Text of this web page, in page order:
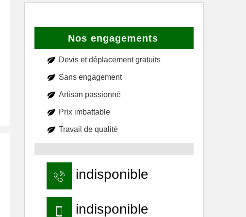
Nos engagements
Devis et déplacement gratuits
Sans engagement
Artisan passionné
Prix imbattable
Travail de qualité
indisponible
indisponible